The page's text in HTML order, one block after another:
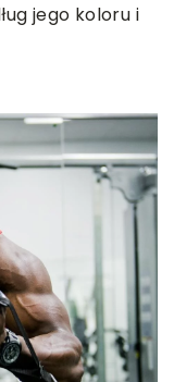
jego koloru i